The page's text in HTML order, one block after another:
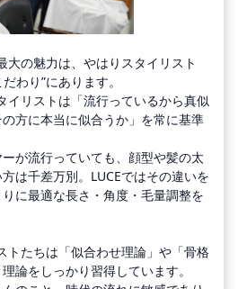
大の魅力は、やはりスタイリスト
わり”にあります。
イリストは「流行っているから真似
方に本当に似合うか」を常に基準
が流行っていても、顔型や髪の太
は千差万別。LUCEではその違いを
に最適な長さ・角度・毛量調整を
トたちは「似合わせ理論」や「骨格
論をしっかり習得しています。